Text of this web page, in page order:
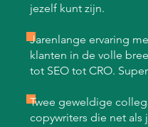
jezelf kunt zijn.
Jarenlange ervaring
klanten in de volle
tot SEO tot CRO.
Twee geweldige
copywriters die net als